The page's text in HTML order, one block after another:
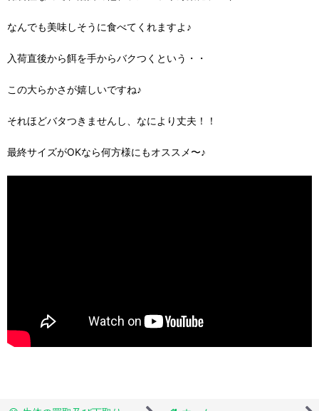
なんでも美味しそうに食べてくれますよ♪
入荷直後から餌を手からバクつくという・・
この大らかさが嬉しいですね♪
それほどバタつきませんし、なにより丈夫！！
最終サイズがOKなら何方様にもオススメ〜♪